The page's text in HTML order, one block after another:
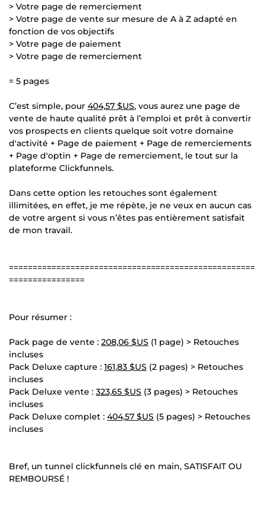
> Votre page de remerciement
> Votre page de vente sur mesure de A à Z adapté en
fonction de vos objectifs
> Votre page de paiement
> Votre page de remerciement
= 5 pages
C’est simple, pour 404,57 $US, vous aurez une page de
vente de haute qualité prêt à l’emploi et prêt à convertir
vos prospects en clients quelque soit votre domaine
d'activité + Page de paiement + Page de remerciements
+ Page d'optin + Page de remerciement, le tout sur la
plateforme Clickfunnels.
Dans cette option les retouches sont également
illimitées, en effet, je me répète, je ne veux en aucun cas
de votre argent si vous n’êtes pas entièrement satisfait
de mon travail.
====================================================
================
Pour résumer :
Pack page de vente : 208,06 $US (1 page) > Retouches
incluses
Pack Deluxe capture : 161,83 $US (2 pages) > Retouches
incluses
Pack Deluxe vente : 323,65 $US (3 pages) > Retouches
incluses
Pack Deluxe complet : 404,57 $US (5 pages) > Retouches
incluses
Bref, un tunnel clickfunnels clé en main, SATISFAIT OU
REMBOURSÉ !